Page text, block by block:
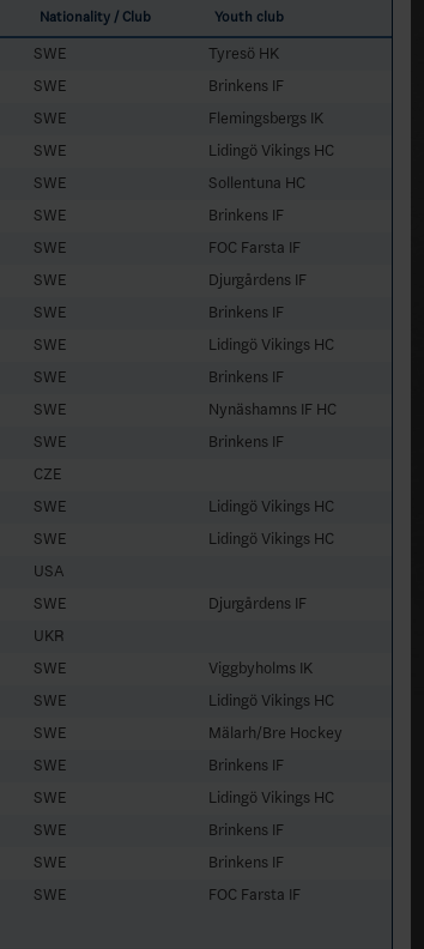
Nationality / Club Youth club
SWE
Tyresö HK
SWE
Brinkens IF
SWE
Flemingsbergs IK
SWE
Lidingö Vikings HC
SWE
Sollentuna HC
SWE
Brinkens IF
SWE
FOC Farsta IF
SWE
Djurgårdens IF
SWE
Brinkens IF
SWE
Lidingö Vikings HC
SWE
Brinkens IF
SWE
Nynäshamns IF HC
SWE
Brinkens IF
CZE
SWE
Lidingö Vikings HC
SWE
Lidingö Vikings HC
USA
SWE
Djurgårdens IF
UKR
SWE
Viggbyholms IK
SWE
Lidingö Vikings HC
SWE
Mälarh/Bre Hockey
SWE
Brinkens IF
SWE
Lidingö Vikings HC
SWE
Brinkens IF
SWE
Brinkens IF
SWE
FOC Farsta IF